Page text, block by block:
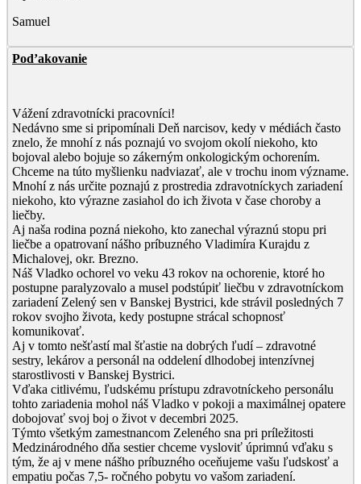
Samuel
Pod’akovanie
Vážení zdravotnícki pracovníci!
Nedávno sme si pripomínali Deň narcisov, kedy v médiách často
znelo, že mnohí z nás poznajú vo svojom okolí niekoho, kto
bojoval alebo bojuje so zákerným onkologickým ochorením.
Chceme na túto myšlienku nadviazať, ale v trochu inom význame.
Mnohí z nás určite poznajú z prostredia zdravotníckych zariadení
niekoho, kto výrazne zasiahol do ich života v čase choroby a
liečby.
Aj naša rodina pozná niekoho, kto zanechal výraznú stopu pri
liečbe a opatrovaní nášho príbuzného Vladimíra Kurajdu z
Michalovej, okr. Brezno.
Náš Vladko ochorel vo veku 43 rokov na ochorenie, ktoré ho
postupne paralyzovalo a musel podstúpiť liečbu v zdravotníckom
zariadení Zelený sen v Banskej Bystrici, kde strávil posledných 7
rokov svojho života, kedy postupne strácal schopnosť
komunikovať.
Aj v tomto nešťastí mal šťastie na dobrých ľudí – zdravotné
sestry, lekárov a personál na oddelení dlhodobej intenzívnej
starostlivosti v Banskej Bystrici.
Vďaka citlivému, ľudskému prístupu zdravotníckeho personálu
tohto zariadenia mohol náš Vladko v pokoji a maximálnej opatere
dobojovať svoj boj o život v decembri 2025.
Týmto všetkým zamestnancom Zeleného sna pri príležitosti
Medzinárodného dňa sestier chceme vysloviť úprimnú vďaku s
tým, že aj v mene nášho príbuzného oceňujeme vašu ľudskosť a
empatiu počas 7,5- ročného pobytu vo vašom zariadení.